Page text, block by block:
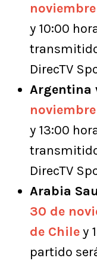
y 10:00
DirecTV
Argentina
y 13:00
DirecTV
Arabia
30 de
de Chiley
partido